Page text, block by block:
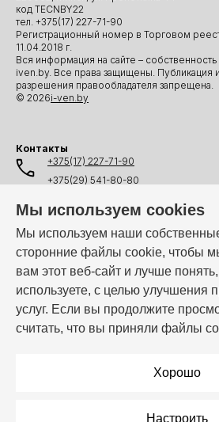
Мы используем cookies
Мы используем наши
сторонние файлы cookie, чтобы
вам этот веб-сайт и лучше
используете, с целью улучшения
услуг. Если вы продолжите
считать, что вы приняли файлы
Хорошо
Настроить
код TECNBY22
тел. +375(17) 227-71-90
Регистрационный номер в Торговом
11.04.2018 г.
Вся информация на сайте – собственность
iven.by. Все права защищены. Публикация
разрешения правообладателя запрещена.
© 2026i-ven.by
Контакты
+375(17) 227-71-90
+375(29) 541-80-80
+375(44) 541-80-80
info@i-ven.by
Мы в мессенджерах:
Режим работы: Пн–Пт: